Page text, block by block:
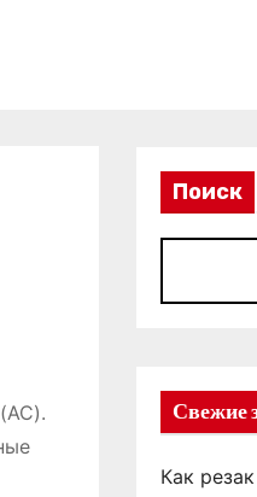
Поиск
Свежие
Как